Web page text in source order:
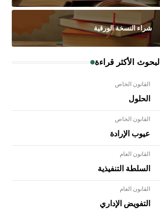
شراء النسخة الورقية
البحوث الأكثر قراءة
القانون الخاص
الحلول
القانون الخاص
عيوب الإرادة
القانون العام
السلطة التنفيذية
القانون العام
التفويض الإداري
- هل تعلم أن الأبلق نوع من الفنون
الهندسية التي ارتبطت بالعمارة الإسلامية
في بلاد الشام ومصر خاصة، حيث يحرص